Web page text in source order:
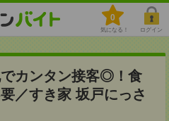
0
気になる！ ログイン
カンタン接客◎！食
／すき家 坂戸にっさ